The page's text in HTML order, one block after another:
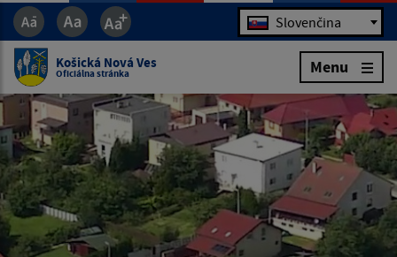
Jazyk Slovenčina
Košická Nová Ves
Oficiálna stránka Menu